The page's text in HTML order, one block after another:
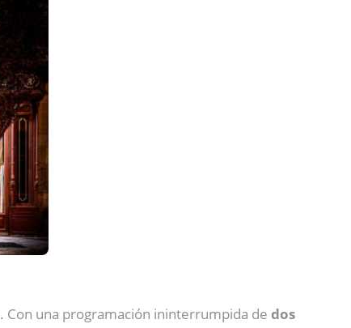
. Con una programación ininterrumpida de dos